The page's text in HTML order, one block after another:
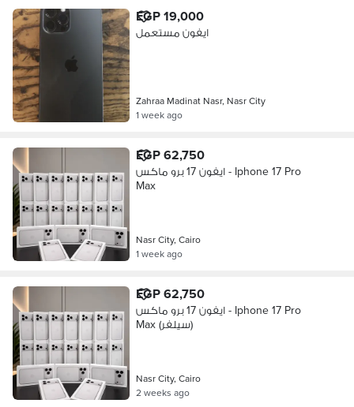
EGP 19,000
ايفون مستعمل
Zahraa Madinat Nasr, Nasr City
1 week ago
EGP 62,750
ايفون 17 برو ماكس - Iphone 17 Pro
Max
Nasr City, Cairo
1 week ago
EGP 62,750
ايفون 17 برو ماكس - Iphone 17 Pro
Max (سيلفر)
Nasr City, Cairo
2 weeks ago